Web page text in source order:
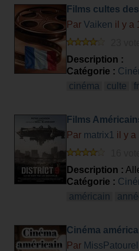
Films cultes
Par Vaiken il y a
Description :
Catégorie :
cinéma
culte
Films
Par matrix1 il y a
Description :
Catégorie :
américain
Cinéma
Par MissPatourel